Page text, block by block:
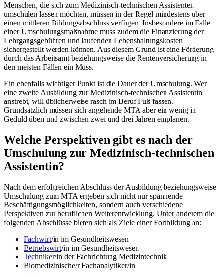
Menschen, die sich zum Medizinisch-technischen Assistenten
umschulen lassen möchten, müssen in der Regel mindestens über
einen mittleren Bildungsabschluss verfügen. Insbesondere im Falle
einer Umschulungsmaßnahme muss zudem die Finanzierung der
Lehrgangsgebühren und laufenden Lebenshaltungskosten
sichergestellt werden können. Aus diesem Grund ist eine Förderung
durch das Arbeitsamt beziehungsweise die Rentenversicherung in
den meisten Fällen ein Muss.
Ein ebenfalls wichtiger Punkt ist die Dauer der Umschulung. Wer
eine zweite Ausbildung zur Medizinisch-technischen Assistentin
anstrebt, will üblicherweise rasch im Beruf Fuß fassen.
Grundsätzlich müssen sich angehende MTA aber ein wenig in
Geduld üben und zwischen zwei und drei Jahren einplanen.
Welche Perspektiven gibt es nach der
Umschulung zur Medizinisch-technischen
Assistentin?
Nach dem erfolgreichen Abschluss der Ausbildung beziehungsweise
Umschulung zum MTA ergeben sich nicht nur spannende
Beschäftigungsmöglichkeiten, sondern auch verschiedene
Perspektiven zur beruflichen Weiterentwicklung. Unter anderem die
folgenden Abschlüsse bieten sich als Ziele einer Fortbildung an:
Fachwirt/in im Gesundheitswesen
Betriebswirt/in im Gesundheitswesen
Techniker/in der Fachrichtung Medizintechnik
Biomedizinische/r Fachanalytiker/in